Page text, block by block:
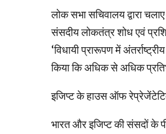
लोक सभा सचिवालय द्वारा
संसदीय लोकतंत्र शोध एवं
‘विधायी प्रारूपण में
किया कि अधिक से अधिक
इजिप्ट के हाउस ऑफ
भारत और इजिप्ट की संसदों के